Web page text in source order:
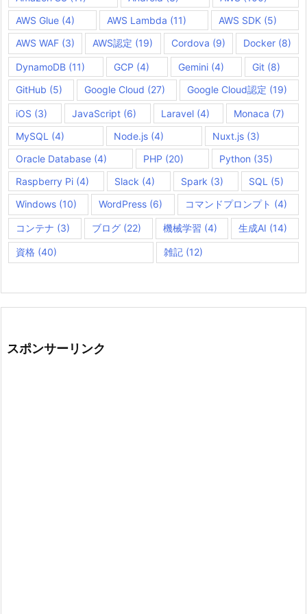
AWS Glue (4) AWS Lambda (11) AWS SDK (5)
AWS WAF (3) AWS認定 (19) Cordova (9) Docker(8)
DynamoDB (11) GCP (4) Gemini(4) Git (8)
GitHub (5) Google Cloud (27) Google Cloud認定 (19)
iOS (3) JavaScript(6) Laravel(4) Monaca (7)
MySQL (4) Node.js(4) Nuxt.js (3)
Oracle Database (4) PHP (20) Python (35)
Raspberry Pi (4) Slack (4) Spark (3) SQL (5)
Windows (10) WordPress (6) コマンドプロンプト (4)
コンテナ (3) ブログ(22) 機械学習 (4) 生成AI (14)
資格 (40) 雑記(12)
スポンサーリンク